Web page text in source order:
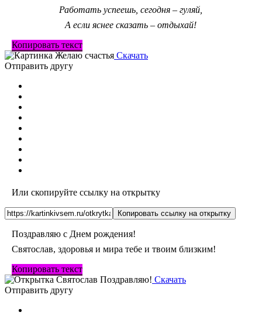
Работать успеешь, сегодня – гуляй,
А если яснее сказать – отдыхай!
Копировать текст
Скачать
Отправить другу
Или скопируйте ссылку на открытку
Копировать ссылку на открытку
Поздравляю с Днем рождения!
Святослав, здоровья и мира тебе и твоим близким!
Копировать текст
Скачать
Отправить другу